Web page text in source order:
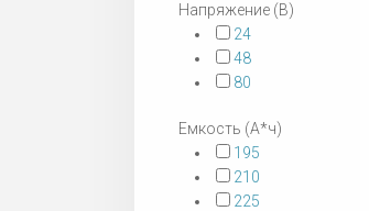
Напряжение (В)
24
48
80
Емкость (А*ч)
195
210
225